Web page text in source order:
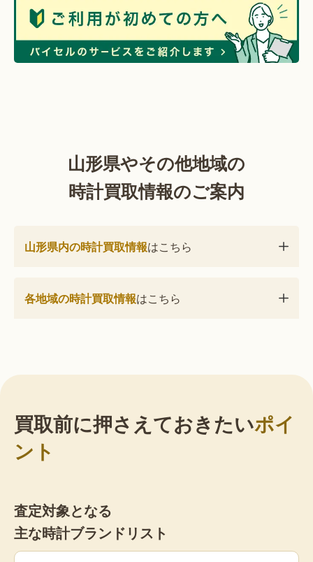
山形県やその他地域の
時計買取情報のご案内
山形県内の時計買取情報はこちら
各地域の時計買取情報はこちら
買取前に押さえておきたいポイ
ント
査定対象となる
主な時計ブランドリスト